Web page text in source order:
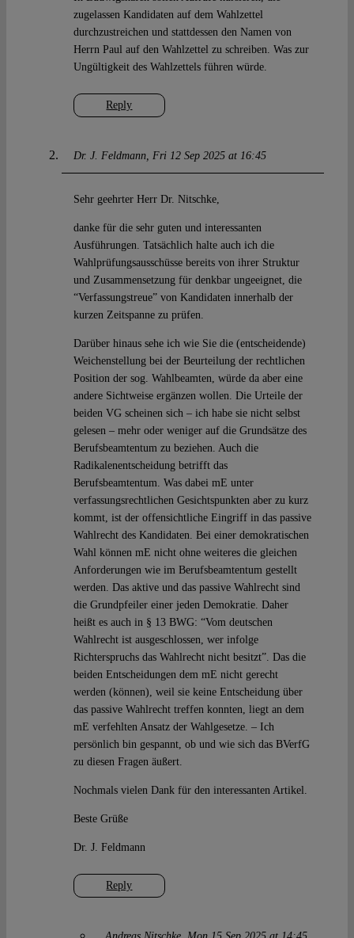
Reply
zugelassen Kandidaten auf dem Wahlzettel
durchzustreichen und stattdessen den Namen von
Herrn Paul auf den Wahlzettel zu schreiben. Was zur
Ungültigkeit des Wahlzettels führen würde.
Dr. J. Feldmann Fri 12 Sep 2025 at 16:45
Reply
Sehr geehrter Herr Dr. Nitschke,
danke für die sehr guten und interessanten
Ausführungen. Tatsächlich halte auch ich die
Wahlprüfungsausschüsse bereits von ihrer Struktur
und Zusammensetzung für denkbar ungeeignet, die
“Verfassungstreue” von Kandidaten innerhalb der
kurzen Zeitspanne zu prüfen.
Darüber hinaus sehe ich wie Sie die (entscheidende)
Weichenstellung bei der Beurteilung der rechtlichen
Position der sog. Wahlbeamten, würde da aber eine
andere Sichtweise ergänzen wollen. Die Urteile der
beiden VG scheinen sich – ich habe sie nicht selbst
gelesen – mehr oder weniger auf die Grundsätze des
Berufsbeamtentum zu beziehen. Auch die
Radikalenentscheidung betrifft das
Berufsbeamtentum. Was dabei mE unter
verfassungsrechtlichen Gesichtspunkten aber zu kurz
kommt, ist der offensichtliche Eingriff in das passive
Wahlrecht des Kandidaten. Bei einer demokratischen
Wahl können mE nicht ohne weiteres die gleichen
Anforderungen wie im Berufsbeamtentum gestellt
werden. Das aktive und das passive Wahlrecht sind
die Grundpfeiler einer jeden Demokratie. Daher
heißt es auch in § 13 BWG: “Vom deutschen
Wahlrecht ist ausgeschlossen, wer infolge
Richterspruchs das Wahlrecht nicht besitzt”. Das die
beiden Entscheidungen dem mE nicht gerecht
werden (können), weil sie keine Entscheidung über
das passive Wahlrecht treffen konnten, liegt an dem
mE verfehlten Ansatz der Wahlgesetze. – Ich
persönlich bin gespannt, ob und wie sich das BVerfG
zu diesen Fragen äußert.
Nochmals vielen Dank für den interessanten Artikel.
Beste Grüße
Dr. J. Feldmann